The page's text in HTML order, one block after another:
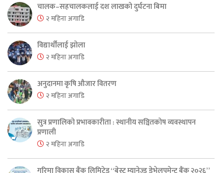
चालक–सहचालकलाई दश लाखको दुर्घटना बिमा
२ महिना अगाडि
विद्यार्थीलाई झोला
२ महिना अगाडि
अनुदानमा कृषि औजार वितरण
२ महिना अगाडि
सुत्र प्रणालिको प्रभावकारीता : स्थानीय सञ्चितकोष व्यवस्थापन
प्रणाली
२ महिना अगाडि